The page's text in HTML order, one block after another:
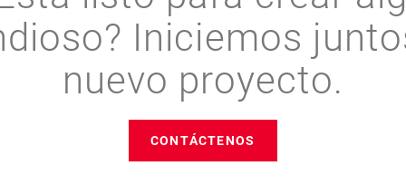
Iniciemos
nuevo proyecto.
CONTÁCTENOS